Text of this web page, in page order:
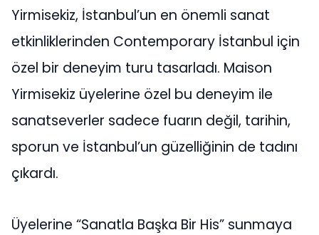
Yirmisekiz, İstanbul’un en önemli sanat
etkinliklerinden Contemporary İstanbul için
özel bir deneyim turu tasarladı. Maison
Yirmisekiz üyelerine özel bu deneyim ile
sanatseverler sadece fuarın değil, tarihin,
sporun ve İstanbul’un güzelliğinin de tadını
çıkardı.
Üyelerine “Sanatla Başka Bir His” sunmaya